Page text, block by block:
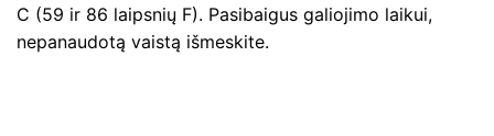
C (59 ir 86 laipsnių F). Pasibaigus galiojimo laikui,
nepanaudotą vaistą išmeskite.